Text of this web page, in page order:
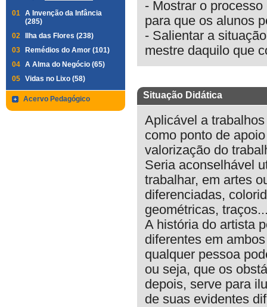
01 A Invenção da Infância
(285)
02
Ilha das Flores (238)
03
Remédios do Amor (101)
04 A Alma do Negócio (65)
05 Vidas no Lixo (58)
Acervo Pedagógico
- Mostrar o
para que os alunos
- Salientar a
mestre daquilo que
Situação Didática
Aplicável a
como ponto de
valorização do
Seria aconselhável
trabalhar, em artes
diferenciadas,
geométricas,
A história do artista
diferentes em
qualquer pessoa
ou seja, que os
depois, serve para
de suas evidentes